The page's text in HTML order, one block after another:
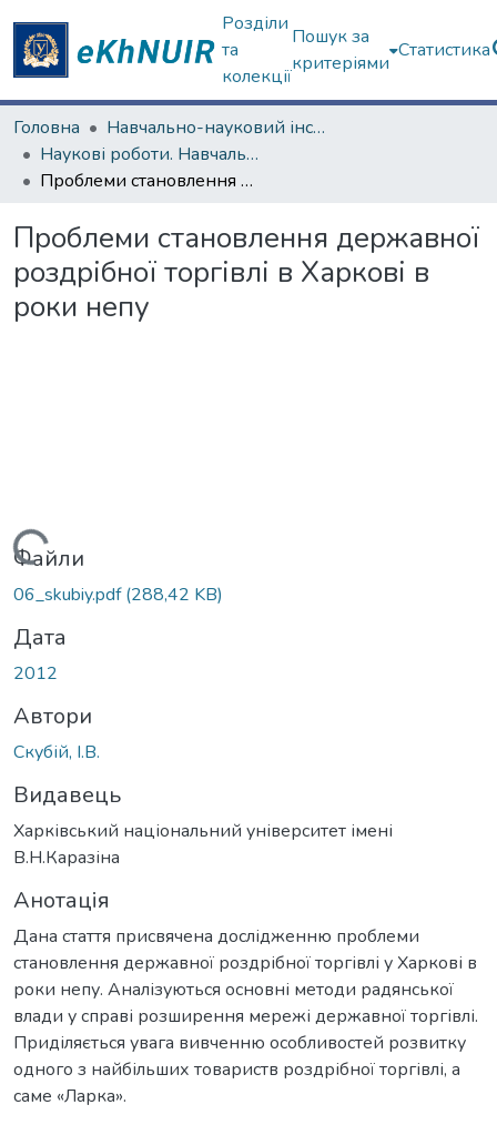
Розділи
та
колекції
Пошук за
критеріями
Статистика
Головна
Навчально-науковий інститут філософії, культурології, політології
Наукові роботи. Навчально-науковий інститут філософії, культурології, політології
Проблеми становлення державної роздрібної торгівлі в Харкові в роки непу
Проблеми становлення державної
роздрібної торгівлі в Харкові в
роки непу
Вантажиться...
Файли
06_skubiy.pdf(288,42 KB)
Дата
2012
Автори
Скубій, І.В.
Видавець
Харківський національний університет імені
В.Н.Каразіна
Анотація
Дана стаття присвячена дослідженню проблеми
становлення державної роздрібної торгівлі у Харкові в
роки непу. Аналізуються основні методи радянської
влади у справі розширення мережі державної торгівлі.
Приділяється увага вивченню особливостей розвитку
одного з найбільших товариств роздрібної торгівлі, а
саме «Ларка».